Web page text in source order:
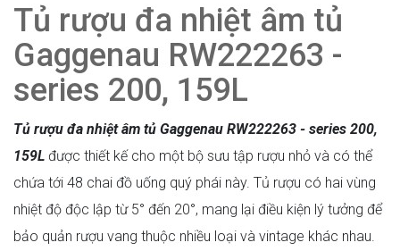
Tủ rượu đa nhiệt âm tủ
Gaggenau RW222263 -
series 200, 159L
Tủ rượu đa nhiệt âm tủ Gaggenau RW222263 - series 200,
159L được thiết kế cho một bộ sưu tập rượu nhỏ và có thể
chứa tới 48 chai đồ uống quý phái này. Tủ rượu có hai vùng
nhiệt độ độc lập từ 5° đến 20°, mang lại điều kiện lý tưởng để
bảo quản rượu vang thuộc nhiều loại và vintage khác nhau.